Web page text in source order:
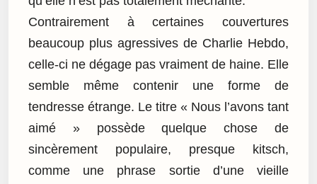
Contrairement à certaines couvertures
beaucoup plus agressives de Charlie Hebdo,
celle-ci ne dégage pas vraiment de haine. Elle
semble même contenir une forme de
tendresse étrange. Le titre « Nous l’avons tant
aimé » possède quelque chose de
sincèrement populaire, presque kitsch,
comme une phrase sortie d’une vieille